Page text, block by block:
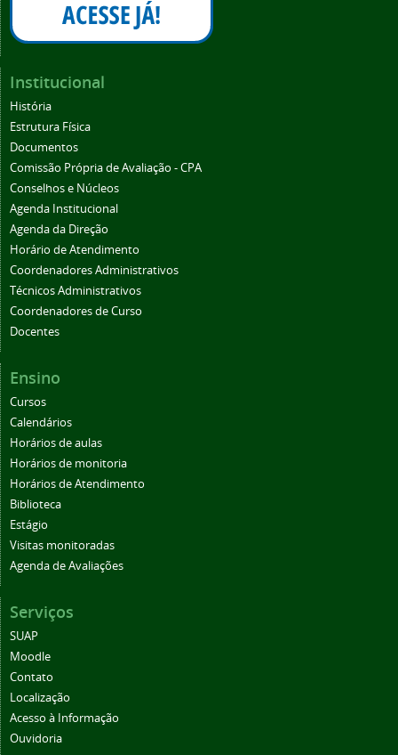
Institucional
História
Estrutura Física
Documentos
Comissão Própria de Avaliação - CPA
Conselhos e Núcleos
Agenda Institucional
Agenda da Direção
Horário de Atendimento
Coordenadores Administrativos
Técnicos Administrativos
Coordenadores de Curso
Docentes
Ensino
Cursos
Calendários
Horários de aulas
Horários de monitoria
Horários de Atendimento
Biblioteca
Estágio
Visitas monitoradas
Agenda de Avaliações
Serviços
SUAP
Moodle
Contato
Localização
Acesso à Informação
Ouvidoria